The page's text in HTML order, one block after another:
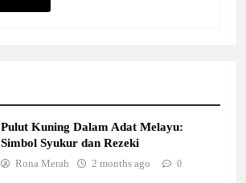
Pulut Kuning Dalam Adat Melayu:
Simbol Syukur dan Rezeki
Rona Merah 2 months ago 0